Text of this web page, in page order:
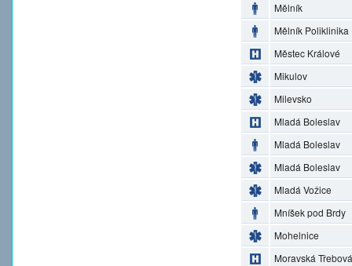
Mělník
Mělník Poliklinika
Městec Králové
Mikulov
Milevsko
Mladá Boleslav
Mladá Boleslav
Mladá Boleslav
Mladá Vožice
Mníšek pod Brdy
Mohelnice
Moravská Třebová